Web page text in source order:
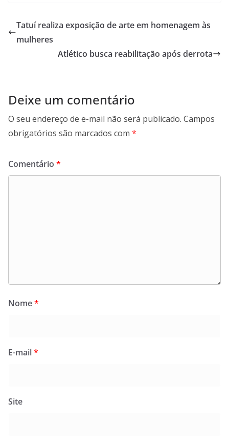
Tatuí realiza exposição de arte em homenagem às
mulheres
Atlético busca reabilitação após derrota
Deixe um comentário
O seu endereço de e-mail não será publicado. Campos
obrigatórios são marcados com *
Comentário *
Nome*
E-mail*
Site